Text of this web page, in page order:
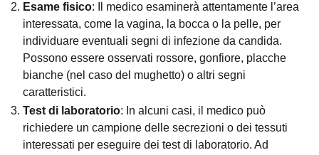
Esame fisico: Il medico esaminerà attentamente l’area
interessata, come la vagina, la bocca o la pelle, per
individuare eventuali segni di infezione da candida.
Possono essere osservati rossore, gonfiore, placche
bianche (nel caso del mughetto) o altri segni
caratteristici.
Test di laboratorio: In alcuni casi, il medico può
richiedere un campione delle secrezioni o dei tessuti
interessati per eseguire dei test di laboratorio. Ad